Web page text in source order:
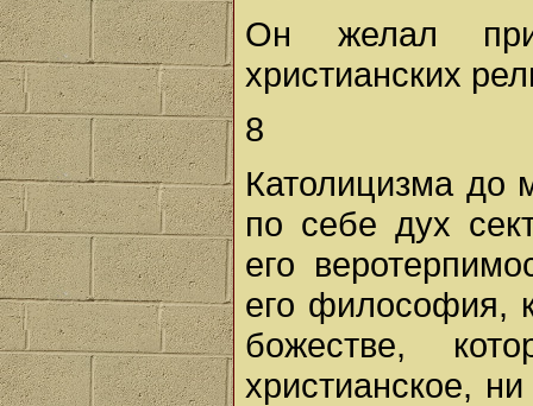
Он желал
христианских
8
Католицизма до
по себе дух
его
его философия,
божестве,
христианское,